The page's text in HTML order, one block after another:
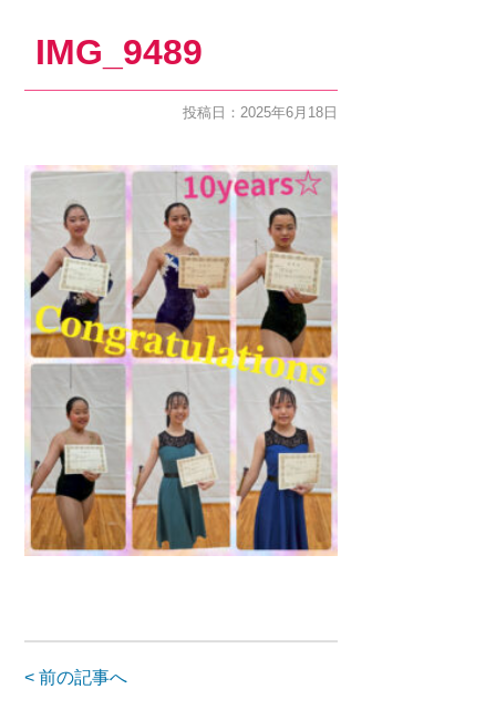
IMG_9489
投稿日：2025年6月18日
< 前の記事へ